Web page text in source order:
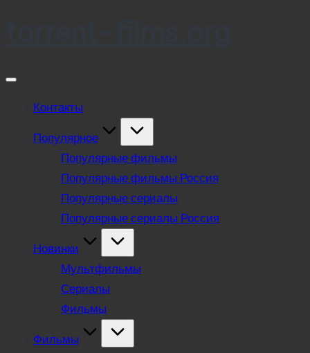
Контакты
Популярное
Популярные фильмы
Популярные фильмы Россия
Популярные сериалы
Популярные сериалы Россия
Новинки
Мультфильмы
Сериалы
Фильмы
Фильмы